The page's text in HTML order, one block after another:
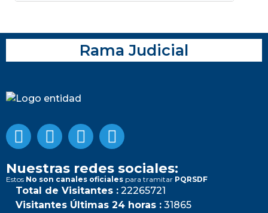
Rama Judicial
Nuestras redes sociales:
Estos No son canales oficiales para tramitar PQRSDF
Total de Visitantes : 22265721
Visitantes Últimas 24 horas : 31865